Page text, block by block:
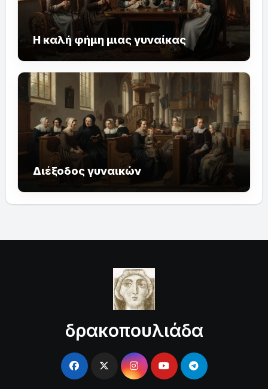
Η καλή φήμη μιας γυναίκας
Διέξοδος γυναικών
δρακοπουλιάδα